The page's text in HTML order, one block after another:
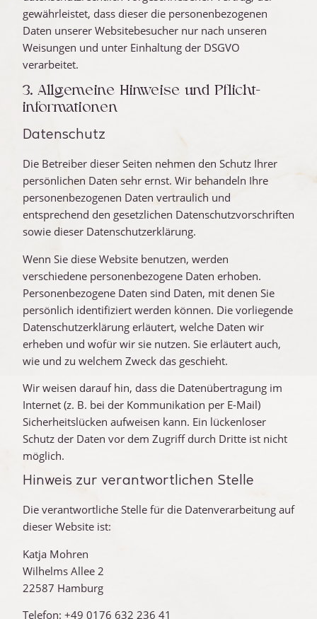
gewährleistet, dass dieser die personenbezogenen
Daten unserer Websitebesucher nur nach unseren
Weisungen und unter Einhaltung der DSGVO
verarbeitet.
3. Allgemeine Hinweise und Pflicht­
informationen
Datenschutz
Die Betreiber dieser Seiten nehmen den Schutz Ihrer
persönlichen Daten sehr ernst. Wir behandeln Ihre
personenbezogenen Daten vertraulich und
entsprechend den gesetzlichen Datenschutzvorschriften
sowie dieser Datenschutzerklärung.
Wenn Sie diese Website benutzen, werden
verschiedene personenbezogene Daten erhoben.
Personenbezogene Daten sind Daten, mit denen Sie
persönlich identifiziert werden können. Die vorliegende
Datenschutzerklärung erläutert, welche Daten wir
erheben und wofür wir sie nutzen. Sie erläutert auch,
wie und zu welchem Zweck das geschieht.
Wir weisen darauf hin, dass die Datenübertragung im
Internet (z. B. bei der Kommunikation per E-Mail)
Sicherheitslücken aufweisen kann. Ein lückenloser
Schutz der Daten vor dem Zugriff durch Dritte ist nicht
möglich.
Hinweis zur verantwortlichen Stelle
Die verantwortliche Stelle für die Datenverarbeitung auf
dieser Website ist:
Katja Mohren
Wilhelms Allee 2
22587 Hamburg
Telefon: +49 0176 632 236 41